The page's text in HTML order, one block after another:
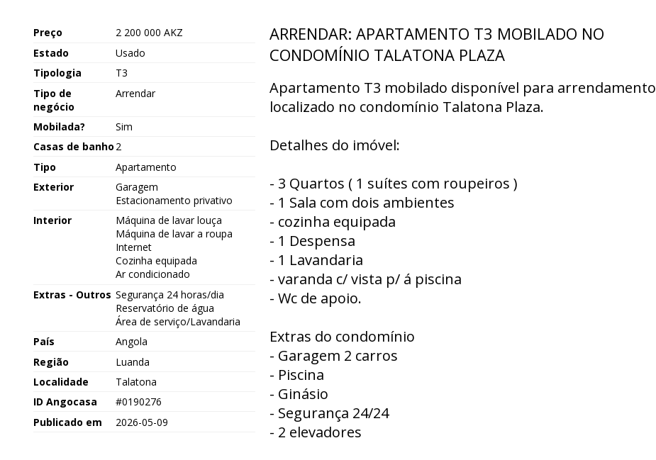
Preço
2 200 000 AKZ
Estado
Usado
Tipologia
T3
Tipo de
negócio
Arrendar
Mobilada?
Sim
Casas de banho 2
Tipo
Apartamento
Exterior
Garagem
Estacionamento privativo
Interior
Máquina de lavar louça
Máquina de lavar a roupa
Internet
Cozinha equipada
Ar condicionado
Extras - Outros Segurança 24 horas/dia
Reservatório de água
Área de serviço/Lavandaria
País
Angola
Região
Luanda
Localidade
Talatona
ID Angocasa
#0190276
Publicado em
2026-05-09
ARRENDAR: APARTAMENTO T3 MOBILADO NO
CONDOMÍNIO TALATONA PLAZA
Apartamento T3 mobilado disponível para arrendamento
localizado no condomínio Talatona Plaza.
Detalhes do imóvel:
- 3 Quartos ( 1 suítes com roupeiros )
- 1 Sala com dois ambientes
- cozinha equipada
- 1 Despensa
- 1 Lavandaria
- varanda c/ vista p/ á piscina
- Wc de apoio.
Extras do condomínio
- Garagem 2 carros
- Piscina
- Ginásio
- Segurança 24/24
- 2 elevadores